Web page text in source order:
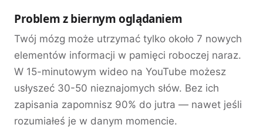
Problem z biernym oglądaniem
Twój mózg może utrzymać tylko około 7 nowych
elementów informacji w pamięci roboczej naraz.
W 15-minutowym wideo na YouTube możesz
usłyszeć 30-50 nieznajomych słów. Bez ich
zapisania zapomnisz 90% do jutra — nawet jeśli
rozumiałeś je w danym momencie.